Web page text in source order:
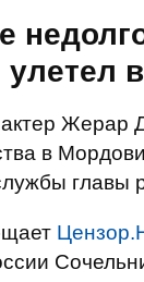
улетел
Жерар
в
главы